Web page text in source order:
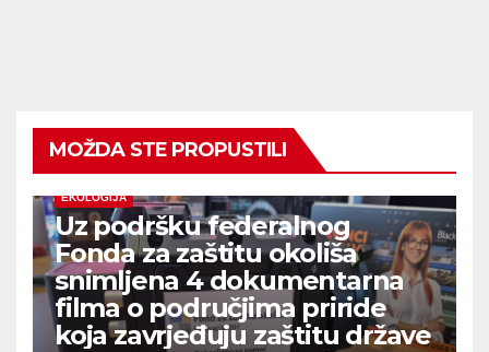
MOŽDA STE PROPUSTILI
EKOLOGIJA
Uz podršku federalnog
Fonda za zaštitu okoliša
snimljena 4 dokumentarna
filma o područjima priride
koja zavrjeđuju zaštitu države